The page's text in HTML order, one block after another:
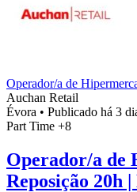
Operador/a de
Auchan Retail
Évora • Publicado há 3
Part Time +8
Operador/a de
Reposição 20h